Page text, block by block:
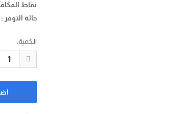
نقاط
حالة التوفر :
الكمية: